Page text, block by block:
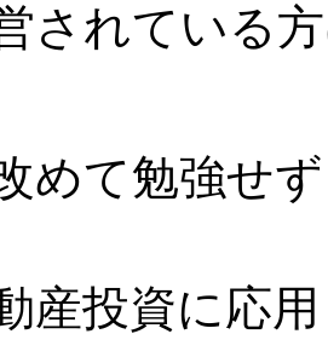
されている
めて勉強せ
産投資に応